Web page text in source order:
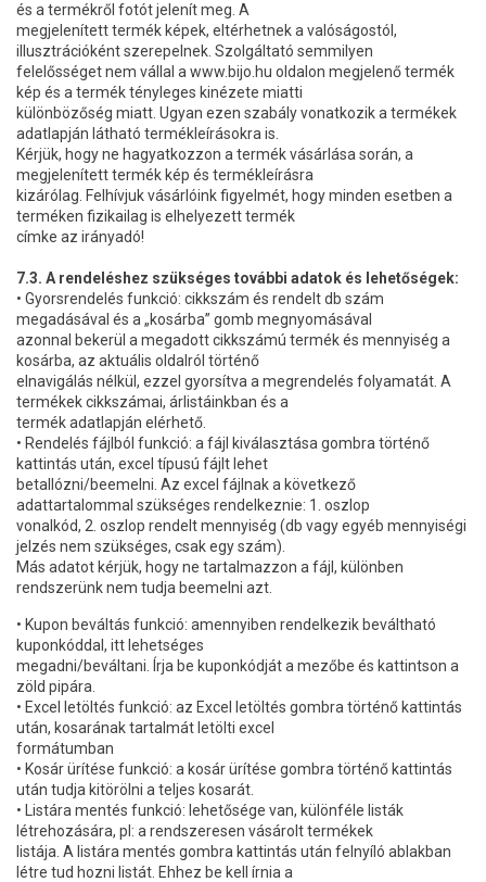
és a termékről fotót jelenít meg. A
megjelenített termék képek, eltérhetnek a valóságostól,
illusztrációként szerepelnek. Szolgáltató semmilyen
felelősséget nem vállal a www.bijo.hu oldalon megjelenő termék
kép és a termék tényleges kinézete miatti
különbözőség miatt. Ugyan ezen szabály vonatkozik a termékek
adatlapján látható termékleírásokra is.
Kérjük, hogy ne hagyatkozzon a termék vásárlása során, a
megjelenített termék kép és termékleírásra
kizárólag. Felhívjuk vásárlóink figyelmét, hogy minden esetben a
terméken fizikailag is elhelyezett termék
címke az irányadó!
7.3. A rendeléshez szükséges további adatok és lehetőségek:
• Gyorsrendelés funkció: cikkszám és rendelt db szám
megadásával és a „kosárba” gomb megnyomásával
azonnal bekerül a megadott cikkszámú termék és mennyiség a
kosárba, az aktuális oldalról történő
elnavigálás nélkül, ezzel gyorsítva a megrendelés folyamatát. A
termékek cikkszámai, árlistáinkban és a
termék adatlapján elérhető.
• Rendelés fájlból funkció: a fájl kiválasztása gombra történő
kattintás után, excel típusú fájlt lehet
betallózni/beemelni. Az excel fájlnak a következő
adattartalommal szükséges rendelkeznie: 1. oszlop
vonalkód, 2. oszlop rendelt mennyiség (db vagy egyéb mennyiségi
jelzés nem szükséges, csak egy szám).
Más adatot kérjük, hogy ne tartalmazzon a fájl, különben
rendszerünk nem tudja beemelni azt.
• Kupon beváltás funkció: amennyiben rendelkezik beváltható
kuponkóddal, itt lehetséges
megadni/beváltani. Írja be kuponkódját a mezőbe és kattintson a
zöld pipára.
• Excel letöltés funkció: az Excel letöltés gombra történő kattintás
után, kosarának tartalmát letölti excel
formátumban
• Kosár ürítése funkció: a kosár ürítése gombra történő kattintás
után tudja kitörölni a teljes kosarát.
• Listára mentés funkció: lehetősége van, különféle listák
létrehozására, pl: a rendszeresen vásárolt termékek
listája. A listára mentés gombra kattintás után felnyíló ablakban
létre tud hozni listát. Ehhez be kell írnia a